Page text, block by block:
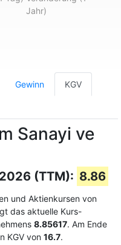
Jahr)
Gewinn KGV
Sanayi ve
(TTM): 8.86
und Aktienkursen von
das aktuelle Kurs-
8.85617. Am Ende
KGV von 16.7.